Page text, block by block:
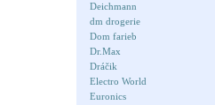
Deichmann
dm drogerie
Dom farieb
Dr.Max
Dráčik
Electro World
Euronics